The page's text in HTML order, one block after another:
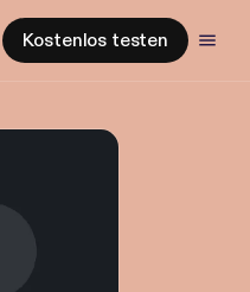
Kostenlos testen